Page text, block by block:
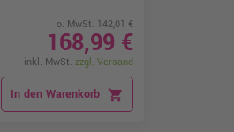
o. MwSt. 142,01 €
168,99 €
inkl. MwSt. zzgl. Versand
In den Warenkorb shopping_cart